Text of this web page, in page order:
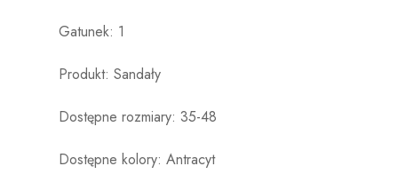
Gatunek: 1
Produkt: Sandały
Dostępne rozmiary: 35-48
Dostępne kolory: Antracyt